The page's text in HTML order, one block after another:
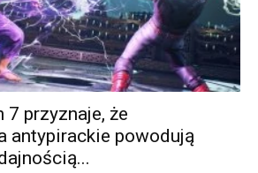
7 przyznaje, że
antypirackie powodują